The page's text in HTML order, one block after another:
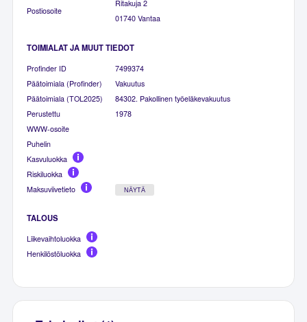
Postiosoite
Ritakuja 2
01740 Vantaa
TOIMIALAT JA MUUT TIEDOT
Profinder ID
7499374
Päätoimiala (Profinder)
Vakuutus
Päätoimiala (TOL2025)
84302. Pakollinen työeläkevakuutus
Perustettu
1978
WWW-osoite
Puhelin
Kasvuluokka
Riskiluokka
Maksuviivetieto
NÄYTÄ
TALOUS
Liikevaihtoluokka
Henkilöstöluokka